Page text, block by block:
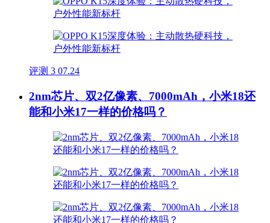
评测 3 07.24
2nm芯片、双2亿像素、7000mAh，小米18还
能和小米17一样的价格吗？